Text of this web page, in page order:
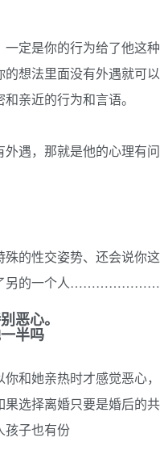
定是你的行为给了他这种
想法里面没有外遇就可
亲近的行为和言语。
遇，那就是他的心理有
的性交姿势、还会说你这
变成了另的一个人
恶心。
半吗
和她亲热时才感觉恶心
选择离婚只要是婚后的
孩子也有份